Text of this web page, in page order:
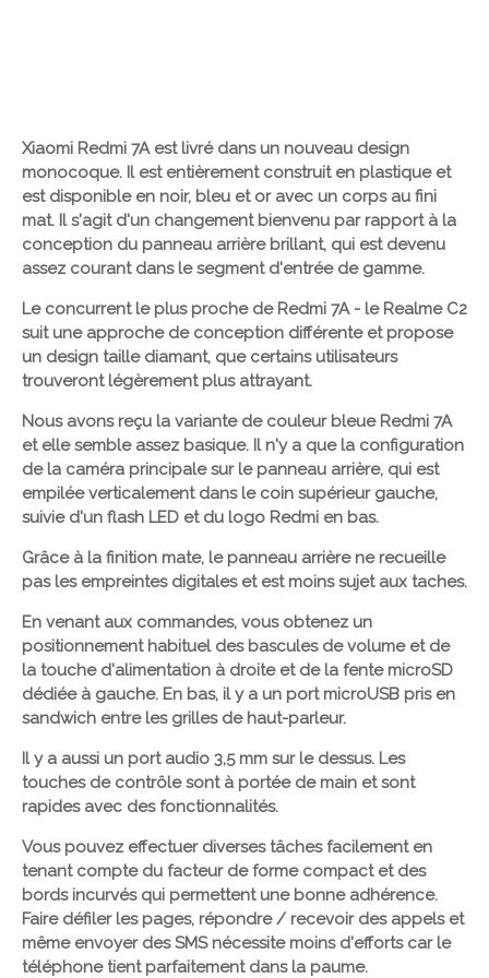
Xiaomi Redmi 7A est livré dans un nouveau design
monocoque. Il est entièrement construit en plastique et
est disponible en noir, bleu et or avec un corps au fini
mat. Il s'agit d'un changement bienvenu par rapport à la
conception du panneau arrière brillant, qui est devenu
assez courant dans le segment d'entrée de gamme.
Le concurrent le plus proche de Redmi 7A - le Realme C2
suit une approche de conception différente et propose
un design taille diamant, que certains utilisateurs
trouveront légèrement plus attrayant.
Nous avons reçu la variante de couleur bleue Redmi 7A
et elle semble assez basique. Il n'y a que la configuration
de la caméra principale sur le panneau arrière, qui est
empilée verticalement dans le coin supérieur gauche,
suivie d'un flash LED et du logo Redmi en bas.
Grâce à la finition mate, le panneau arrière ne recueille
pas les empreintes digitales et est moins sujet aux taches.
En venant aux commandes, vous obtenez un
positionnement habituel des bascules de volume et de
la touche d'alimentation à droite et de la fente microSD
dédiée à gauche. En bas, il y a un port microUSB pris en
sandwich entre les grilles de haut-parleur.
Il y a aussi un port audio 3,5 mm sur le dessus. Les
touches de contrôle sont à portée de main et sont
rapides avec des fonctionnalités.
Vous pouvez effectuer diverses tâches facilement en
tenant compte du facteur de forme compact et des
bords incurvés qui permettent une bonne adhérence.
Faire défiler les pages, répondre / recevoir des appels et
même envoyer des SMS nécessite moins d'efforts car le
téléphone tient parfaitement dans la paume.